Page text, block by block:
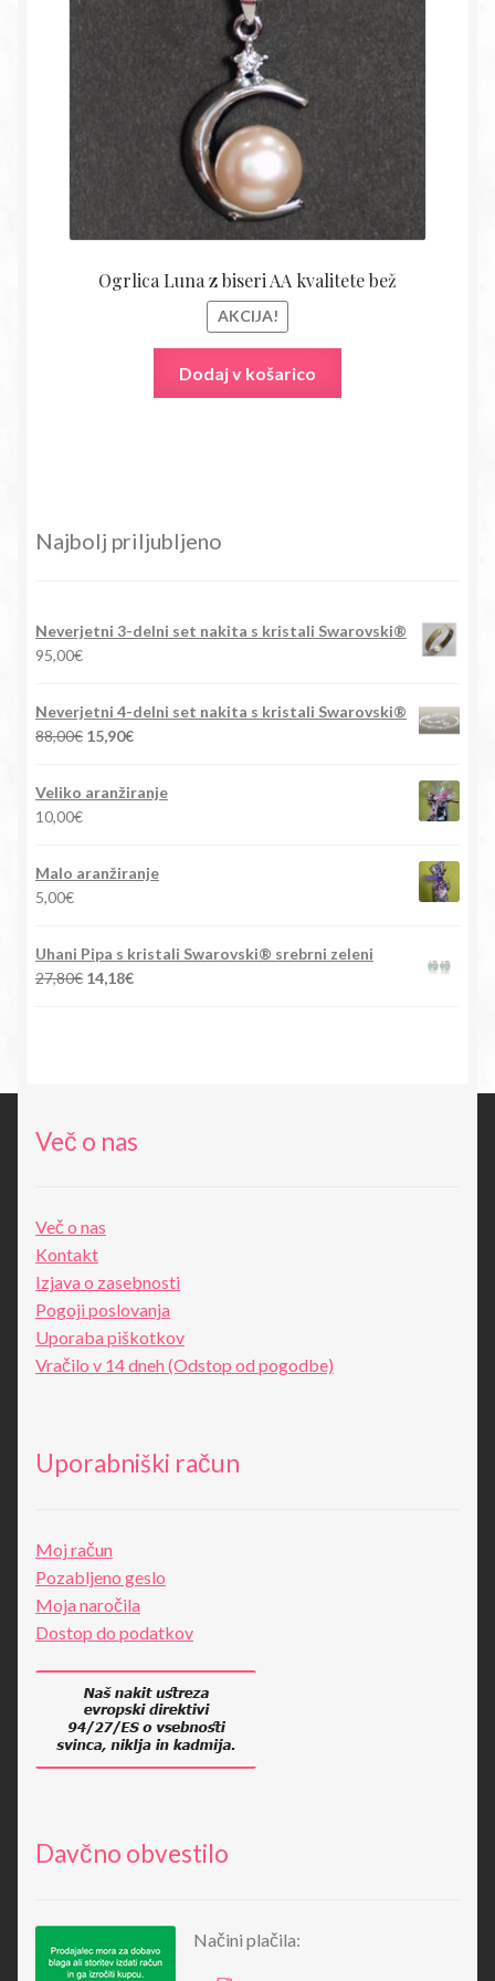
Ogrlica Luna z biseri AA kvalitete bež
AKCIJA!
Dodaj v košarico
Najbolj priljubljeno
Neverjetni 3-delni set nakita s kristali Swarovski®
95,00€
Neverjetni 4-delni set nakita s kristali Swarovski®
88,00€ Izvirna
15,90€Trenutna
Veliko aranžiranje
10,00€
Malo aranžiranje
5,00€
Uhani Pipa s kristali Swarovski® srebrni zeleni
27,80€ Izvirna
14,18€Trenutna
Več o nas
Več o nas
Kontakt
Izjava o zasebnosti
Pogoji poslovanja
Uporaba piškotkov
Vračilo v 14 dneh (Odstop od pogodbe)
Uporabniški račun
Moj račun
Pozabljeno geslo
Moja naročila
Dostop do podatkov
Davčno obvestilo
Načini plačila: